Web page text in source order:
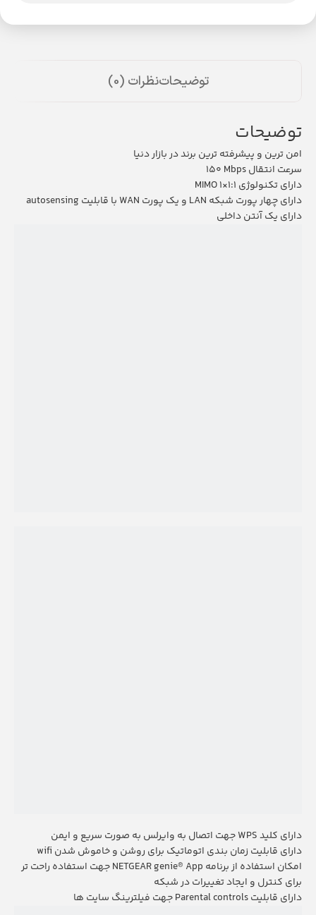
توضیحاتنظرات (0)
توضیحات
امن ترین و پیشرفته ترین برند در بازار دنیا
سرعت انتقال150 Mbps
دارای تکنولوژی MIMO 1×1:1
دارای چهار پورت شبکه LAN و یک پورت WAN با قابلیت autosensing
دارای یک آنتن داخلی
دارای کلیدWPSجهت اتصال به وایرلس به صورت سریع و ایمن
دارای قابلیت زمان بندی اتوماتیک برای روشن و خاموش شدن wifi
امکان استفاده از برنامه
NETGEAR genie® App
جهت استفاده راحت تر
برای کنترل و ایجاد تغییرات در شبکه
دارای قابلیتParental controlsجهت فیلترینگ سایت ها